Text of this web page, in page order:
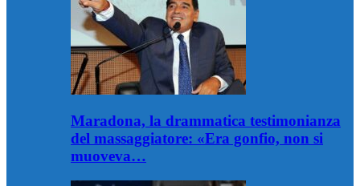
Maradona, la drammatica testimonianza
del massaggiatore: «Era gonfio, non si
muoveva…